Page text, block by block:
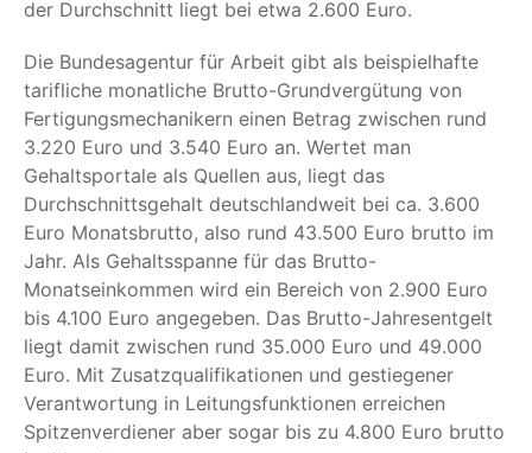
der Durchschnitt liegt bei etwa 2.600 Euro.
Die Bundesagentur für Arbeit gibt als beispielhafte
tarifliche monatliche Brutto-Grundvergütung von
Fertigungsmechanikern einen Betrag zwischen rund
3.220 Euro und 3.540 Euro an. Wertet man
Gehaltsportale als Quellen aus, liegt das
Durchschnittsgehalt deutschlandweit bei ca. 3.600
Euro Monatsbrutto, also rund 43.500 Euro brutto im
Jahr. Als Gehaltsspanne für das Brutto-
Monatseinkommen wird ein Bereich von 2.900 Euro
bis 4.100 Euro angegeben. Das Brutto-Jahresentgelt
liegt damit zwischen rund 35.000 Euro und 49.000
Euro. Mit Zusatzqualifikationen und gestiegener
Verantwortung in Leitungsfunktionen erreichen
Spitzenverdiener aber sogar bis zu 4.800 Euro brutto